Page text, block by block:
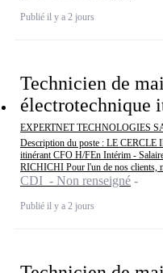
Publié il y a 2 jours
Technicien de
électrotechnique
EXPERTNET TECHNOLOGIES
Description du poste : LE
itinérant CFO H/FEn Intérim -
RICHICHI Pour l'un de nos clients,
CDI - Non renseigné
Publié il y a 2 jours